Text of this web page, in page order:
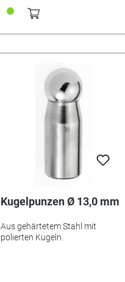
Kugelpunzen Ø 13,0 mm
Aus gehärtetem Stahl mit
polierten Kugeln.